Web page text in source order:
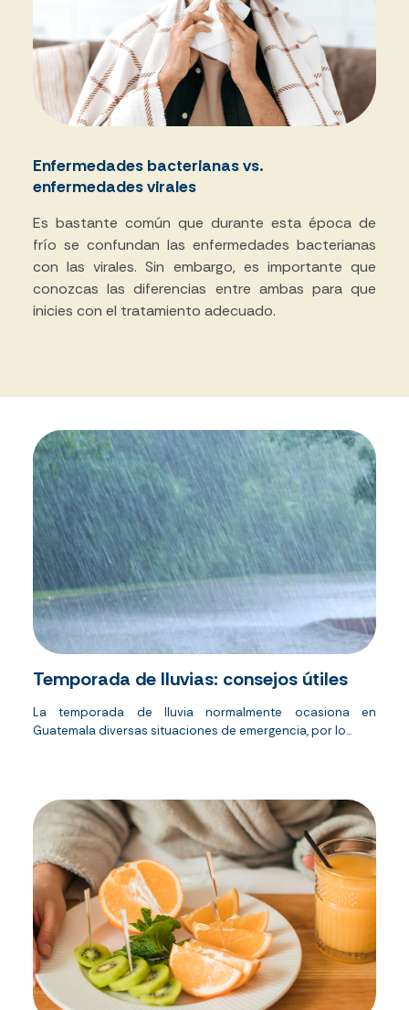
Enfermedades bacterianas vs.
enfermedades virales
Es bastante común que durante esta época de
frío se confundan las enfermedades bacterianas
con las virales. Sin embargo, es importante que
conozcas las diferencias entre ambas para que
inicies con el tratamiento adecuado.
Temporada de lluvias: consejos útiles
La temporada de lluvia normalmente ocasiona en
Guatemala diversas situaciones de emergencia, por lo...